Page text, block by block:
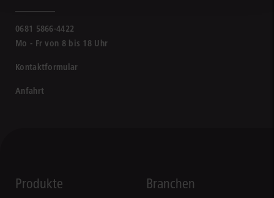
0681 5866-4422
Mo - Fr von 8 bis 18 Uhr
Kontaktformular
Anfahrt
Produkte Branchen